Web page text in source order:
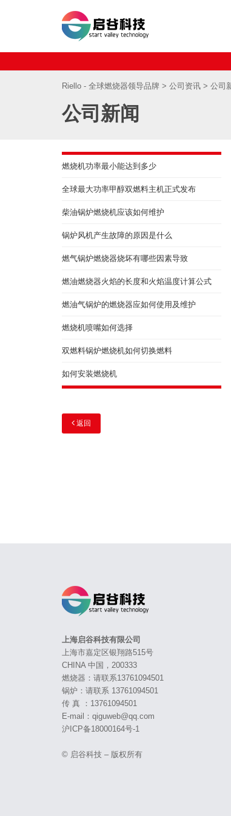
Riello - 全球燃烧器领导品牌 > 公司资讯 > 公司
公司新闻
燃烧机功率最小能达到多少
全球最大功率甲醇双燃料主机正式发布
柴油锅炉燃烧机应该如何维护
锅炉风机产生故障的原因是什么
燃气锅炉燃烧器烧坏有哪些因素导致
燃油燃烧器火焰的长度和火焰温度计算公式
燃油气锅炉的燃烧器应如何使用及维护
燃烧机喷嘴如何选择
双燃料锅炉燃烧机如何切换燃料
如何安装燃烧机
返回
上海启谷科技有限公司
上海市嘉定区银翔路515号
CHINA 中国，200333
燃烧器：请联系13761094501
锅炉：请联系 13761094501
传 真 ：13761094501
E-mail：qiguweb@qq.com
沪ICP备18000164号-1
© 启谷科技 – 版权所有